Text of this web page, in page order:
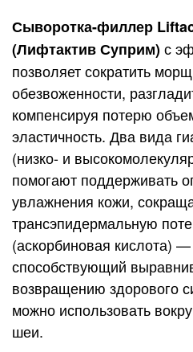
н
г
:
0
0
Сыворотка-филлер
(Лифтактив Суприм)с
позволяет сократить
обезвоженности,
компенсируя потерю
эластичность. Два вида
(низко- и
помогают поддерживать
увлажнения кожи,
трансэпидермальную
(аскорбиновая кислота) —
способствующий
возвращению здорового
можно использовать
шеи.